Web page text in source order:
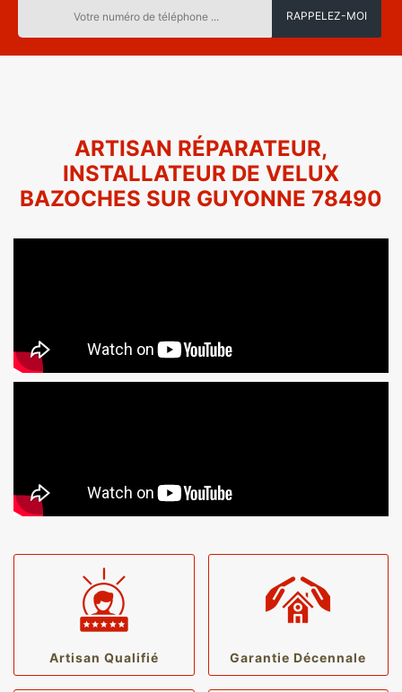
ARTISAN RÉPARATEUR,
INSTALLATEUR DE VELUX
BAZOCHES SUR GUYONNE 78490
Artisan Qualifié Garantie Décennale